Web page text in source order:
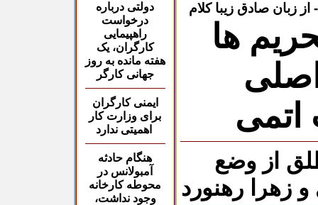
دولتی درباره
درخواست
راهپیمایی
کارگران، یک
هفته مانده به روز
جهانی کارگر
ایمنی کارگران
برای وزارت کار
اهمیتی ندارد
هنگام حادثه
آمبولانس در
محوطه كارخانه
وجود نداشت،
زبان صادق زیبا کلام
ها
اتمی
از وضع
زهرا رهنورد